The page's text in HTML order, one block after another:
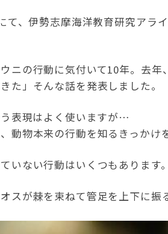
て、伊勢志摩海洋教育研究アラ
ニの行動に気付いて10年。去
た」そんな話を発表しました。
表現はよく使いますが…
動物本来の行動を知るきっかけ
いない行動はいくつもあります。
スが棘を束ねて管足を上下に振